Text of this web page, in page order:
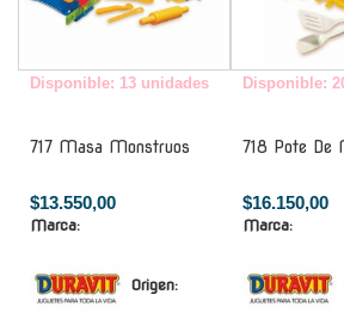
Disponible: 13 unidades
717 Masa Monstruos
$13.550,00
Marca:
Origen:
Disponible:
718 Pote De
$16.150,00
Marca: